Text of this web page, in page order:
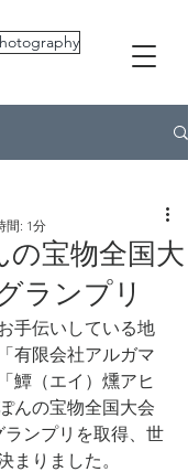
宝物全国大
ランプリ
間: 1分
手伝いしている地
有限会社アルガマ
鱏（エイ）燻アヒ
んの宝物全国大会
ランプリを取得、世
まりました。